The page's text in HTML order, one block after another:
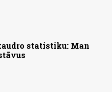
statistiku: Man